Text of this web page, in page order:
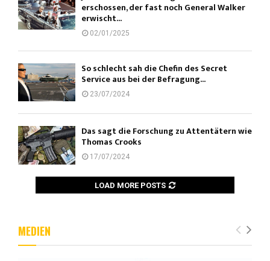
erschossen, der fast noch General Walker
erwischt...
02/01/2025
So schlecht sah die Chefin des Secret
Service aus bei der Befragung...
23/07/2024
Das sagt die Forschung zu Attentätern wie
Thomas Crooks
17/07/2024
LOAD MORE POSTS
MEDIEN